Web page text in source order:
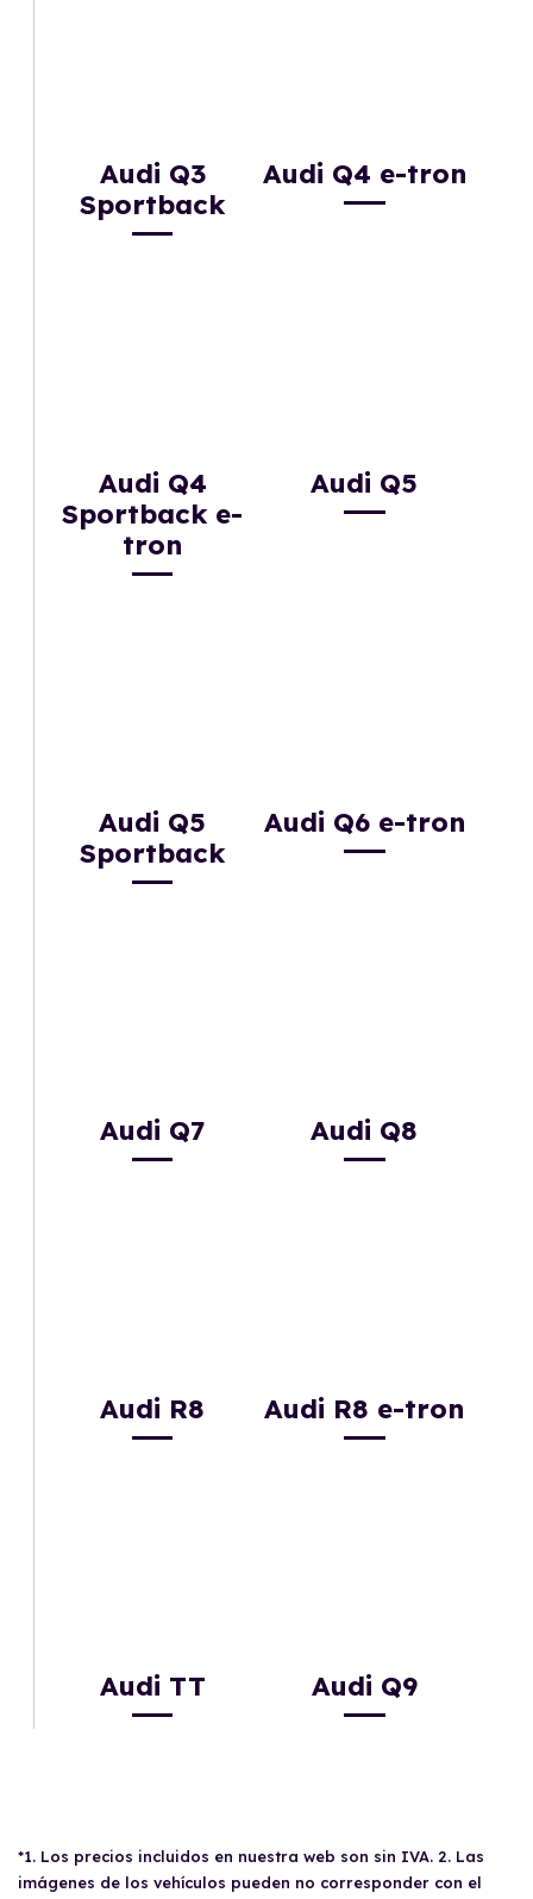
Audi Q3
Sportback
Audi Q4 e-tron
Audi Q4
Sportback e-
tron
Audi Q5
Audi Q5
Sportback
Audi Q6 e-tron
Audi Q7 Audi Q8
Audi R8 Audi R8 e-tron
Audi TT Audi Q9
*1. Los precios incluidos en nuestra web son sin IVA. 2. Las
imágenes de los vehículos pueden no corresponder con el